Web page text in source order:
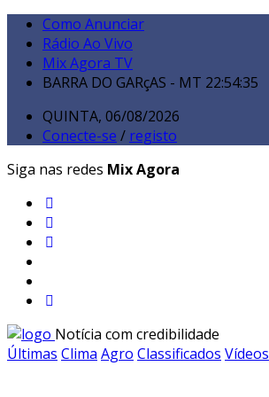
Como Anunciar
Rádio Ao Vivo
Mix Agora TV
BARRA DO GARçAS - MT 22:54:36
QUINTA, 06/08/2026
Conecte-se / registo
Siga nas redes Mix Agora
Notícia com credibilidade
Últimas Clima Agro Classificados Vídeos